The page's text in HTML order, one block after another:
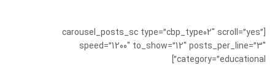
[carousel_posts_sc type=”cbp_type02″ scroll=”yes”
speed=”1200″ to_show=”12″ posts_per_line=”3″
category=”educational”]